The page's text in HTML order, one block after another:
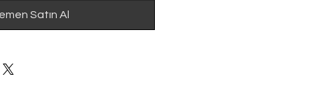
Satın Al